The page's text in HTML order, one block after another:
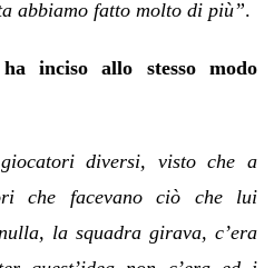
abbiamo fatto molto di più”.
inciso allo stesso modo
giocatori diversi, visto che a
che facevano ciò che lui
la squadra girava, c’era